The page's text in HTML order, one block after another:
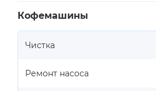
Кофемашины
Чистка
Ремонт насоса